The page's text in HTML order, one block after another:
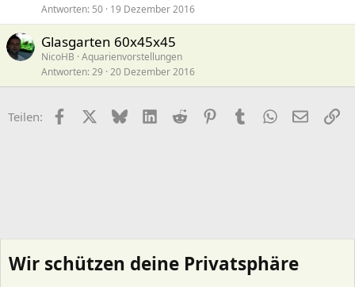
Antworten 50 19 Dezember 2016
Glasgarten 60x45x45
NicoHB Aquarienvorstellungen
Antworten 29 20 Dezember 2016
Teilen: FacebookX (Twitter)
BlueskyLinkedIn
Reddit PinterestTumblr WhatsApp
E-Mail
Wir schützen deine Privatsphäre